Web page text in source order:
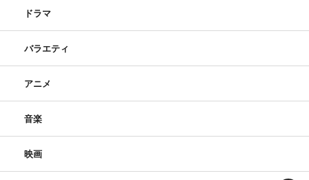
ドラマ
バラエティ
アニメ
音楽
映画